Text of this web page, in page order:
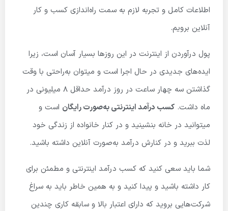
اطلاعات کامل و تجربه لازم به سمت راه‌اندازی کسب و کار
آنلاین برویم.
پول درآوردن از اینترنت در این روزها بسیار آسان است، زیرا
ایده‌های جدیدی در حال اجرا است و میتوان به‌راحتی با وقت
گذاشتن سه چهار ساعت در روز درآمد حداقل ۸ میلیونی در
ماه داشت. کسب درآمد اینترنتی به‌صورت رایگان است و
میتوانید در خانه بنشینید و در کنار خانواده از زندگی خود
لذت ببرید و در کنارش درآمد به‌صورت آنلاین داشته باشید.
شما باید سعی کنید که کسب درآمد اینترنتی و مطمئن برای
کار داشته باشید و پیدا کنید و به همین خاطر باید به سراغ
شرکت‌هایی بروید که دارای اعتبار بالا و سابقه کاری چندین